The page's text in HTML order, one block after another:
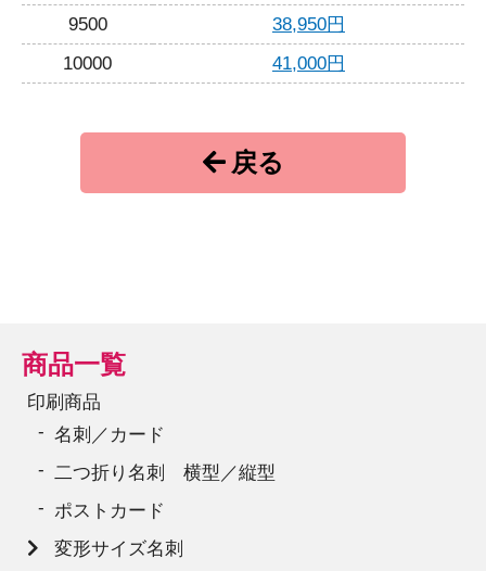
9500
38,950円
10000
41,000円
戻る
商品一覧
印刷商品
名刺／カード
二つ折り名刺 横型／縦型
ポストカード
変形サイズ名刺